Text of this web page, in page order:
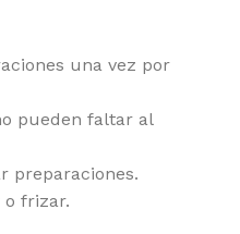
una vez por
pueden faltar al
preparaciones.
o frizar.